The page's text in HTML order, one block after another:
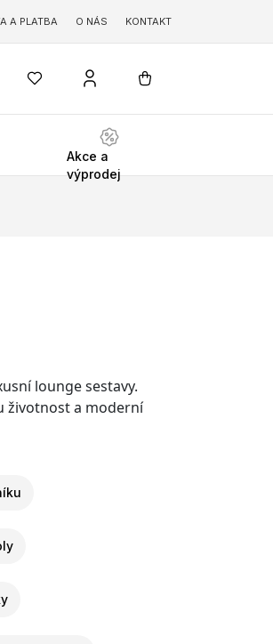
A PLATBA O NÁS KONTAKT
Akce a
výprodej
lounge sestavy.
životnost a moderní